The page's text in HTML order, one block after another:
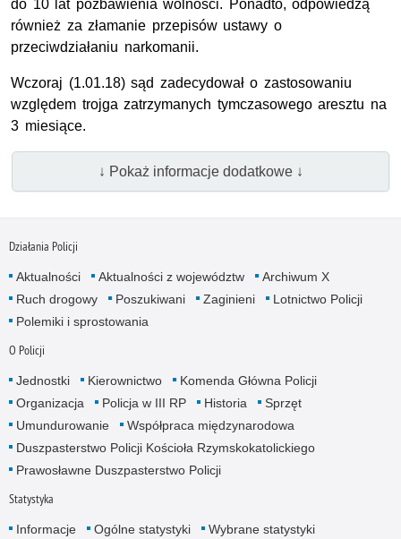
do 10 lat pozbawienia wolności. Ponadto, odpowiedzą
również za złamanie przepisów ustawy o
przeciwdziałaniu narkomanii.
Wczoraj (1.01.18) sąd zadecydował o zastosowaniu
względem trojga zatrzymanych tymczasowego aresztu na
3 miesiące.
↓ Pokaż informacje dodatkowe ↓
Działania Policji
Aktualności Aktualności z województw
Archiwum X
Ruch drogowy
Poszukiwani Zaginieni
Lotnictwo Policji
Polemiki i sprostowania
O Policji
Jednostki Kierownictwo
Komenda Główna Policji
Organizacja
Policja w III RP Historia
Sprzęt
Umundurowanie
Współpraca międzynarodowa
Duszpasterstwo Policji Kościoła Rzymskokatolickiego
Prawosławne Duszpasterstwo Policji
Statystyka
Informacje Ogólne statystyki
Wybrane statystyki